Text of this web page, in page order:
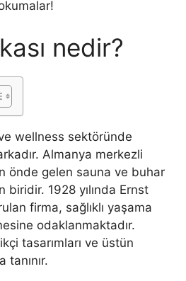
nedir?
wellness sektöründe
Almanya merkezli
önde gelen sauna ve buhar
biridir. 1928 yılında Ernst
firma, sağlıklı yaşama
odaklanmaktadır.
tasarımları ve üstün
tanınır.